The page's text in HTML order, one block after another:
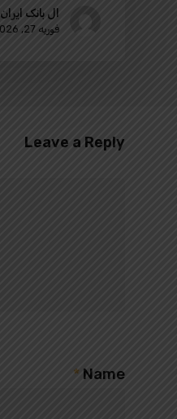
ال بانک ایران
فوریه 27, 2026
Leave a Reply
Name
*